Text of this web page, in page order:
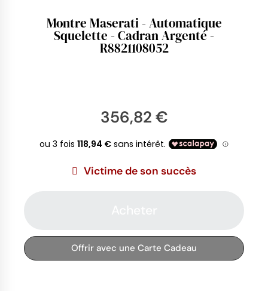
Montre Maserati - Automatique
Squelette - Cadran Argenté -
R8821108052
356,82 €
Victime de son succès
Offrir avec une Carte Cadeau